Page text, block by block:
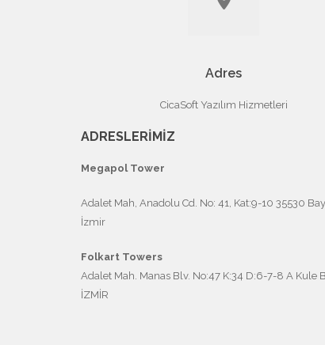
Adres
CicaSoft Yazılım Hizmetleri
ADRESLERİMİZ
Megapol Tower
Adalet Mah, Anadolu Cd. No: 41, Kat:9-10 35530
İzmir
Folkart Towers
Adalet Mah. Manas Blv. No:47 K:34 D:6-7-8 A Kule
İZMİR